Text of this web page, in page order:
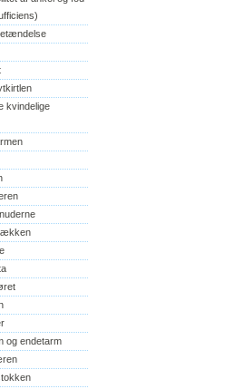
kvindelige
og endetarm